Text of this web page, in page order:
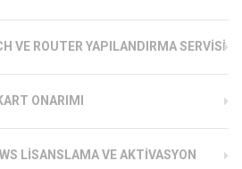
VE ROUTER YAPILANDIRMA SERVISI
ONARIMI
LISANSLAMA VE AKTIVASYON